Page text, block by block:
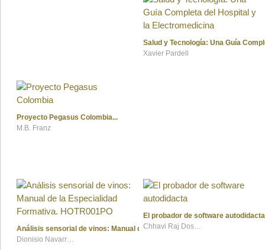
Salud y Tecnología: Una Guía
Xavier Pardell
Proyecto Pegasus Colombia
M.B. Franz
Análisis sensorial de vinos: Manual de la Especialidad Formativa.
Dionisio Navarro García
El probador de software autodidacta
Chhavi Raj Dosaj (autor), Miguel Ángel Torres (traductor)